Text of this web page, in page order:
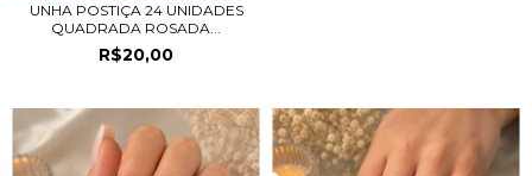
UNHA POSTIÇA 24 UNIDADES
QUADRADA ROSADA...
R$20,00